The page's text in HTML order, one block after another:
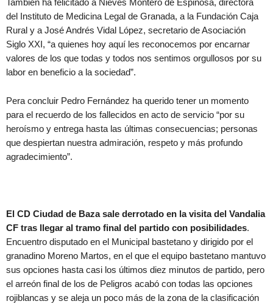
También ha felicitado a Nieves Montero de Espinosa, directora
del Instituto de Medicina Legal de Granada, a la Fundación Caja
Rural y a José Andrés Vidal López, secretario de Asociación
Siglo XXI, “a quienes hoy aquí les reconocemos por encarnar
valores de los que todas y todos nos sentimos orgullosos por su
labor en beneficio a la sociedad”.
Pera concluir Pedro Fernández ha querido tener un momento
para el recuerdo de los fallecidos en acto de servicio “por su
heroísmo y entrega hasta las últimas consecuencias; personas
que despiertan nuestra admiración, respeto y más profundo
agradecimiento”.
El CD Ciudad de Baza sale derrotado en la visita del Vandalia
CF tras llegar al tramo final del partido con posibilidades.
Encuentro disputado en el Municipal bastetano y dirigido por el
granadino Moreno Martos, en el que el equipo bastetano mantuvo
sus opciones hasta casi los últimos diez minutos de partido, pero
el arreón final de los de Peligros acabó con todas las opciones
rojiblancas y se aleja un poco más de la zona de la clasificación